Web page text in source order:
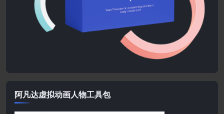
阿凡达虚拟动画人物工具包